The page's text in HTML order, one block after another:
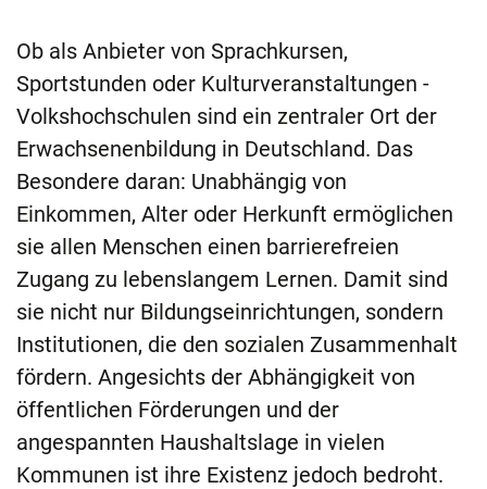
Ob als Anbieter von Sprachkursen,
Sportstunden oder Kulturveranstaltungen -
Volkshochschulen sind ein zentraler Ort der
Erwachsenenbildung in Deutschland. Das
Besondere daran: Unabhängig von
Einkommen, Alter oder Herkunft ermöglichen
sie allen Menschen einen barrierefreien
Zugang zu lebenslangem Lernen. Damit sind
sie nicht nur Bildungseinrichtungen, sondern
Institutionen, die den sozialen Zusammenhalt
fördern. Angesichts der Abhängigkeit von
öffentlichen Förderungen und der
angespannten Haushaltslage in vielen
Kommunen ist ihre Existenz jedoch bedroht.